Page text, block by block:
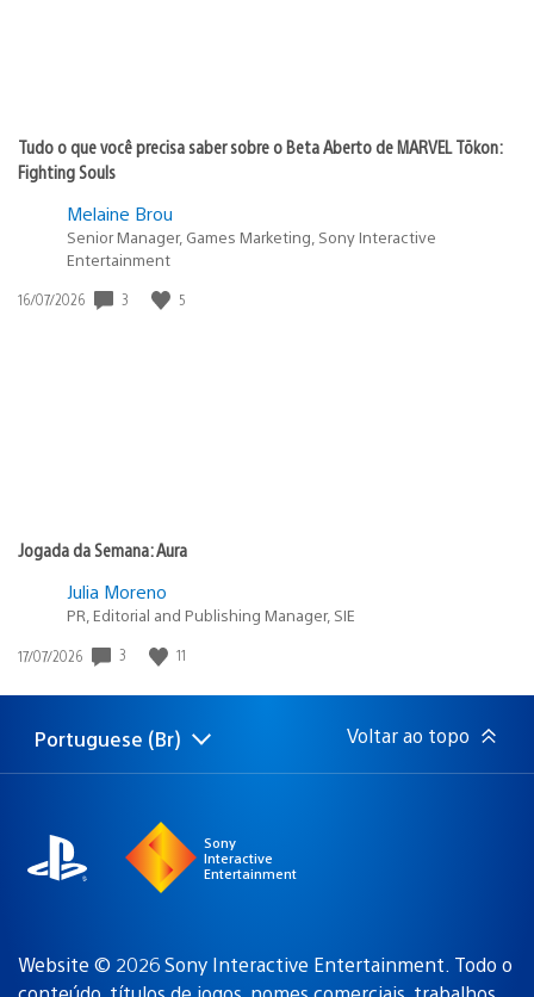
Tudo o que você precisa saber sobre o Beta Aberto de MARVEL Tōkon:
Fighting Souls
Melaine Brou
Senior Manager, Games Marketing, Sony Interactive
Entertainment
Data
16/07/2026 3 5
Jogada da Semana: Aura
Julia Moreno
PR, Editorial and Publishing Manager, SIE
Data
publicação:
17/07/2026 3 11
Selecione
Região
Portuguese (Br) Voltar ao topo
Sony
Interactive
Entertainment
Website © 2026 Sony Interactive Entertainment. Todo o